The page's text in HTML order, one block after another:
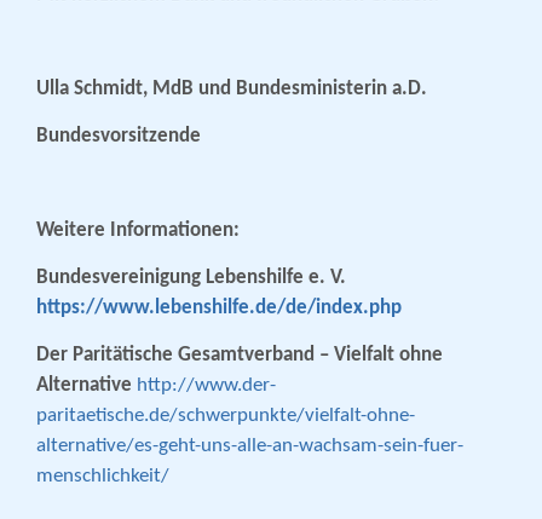
Ulla Schmidt, MdB und Bundesministerin a.D.
Bundesvorsitzende
Weitere Informationen:
Bundesvereinigung Lebenshilfe e. V.
https://www.lebenshilfe.de/de/index.php
Der Paritätische Gesamtverband – Vielfalt ohne
Alternative http://www.der-
paritaetische.de/schwerpunkte/vielfalt-ohne-
alternative/es-geht-uns-alle-an-wachsam-sein-fuer-
menschlichkeit/